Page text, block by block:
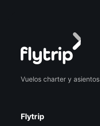
Vuelos charter y asientos
Flytrip